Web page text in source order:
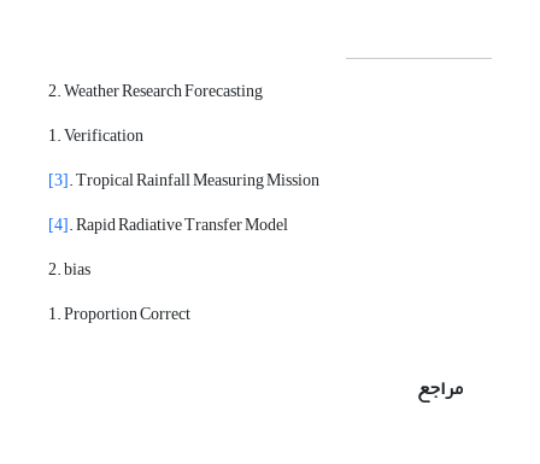
2. Weather Research Forecasting
1. Verification
[3]. Tropical Rainfall Measuring Mission
[4]. Rapid Radiative Transfer Model
2. bias
1. Proportion Correct
مراجع